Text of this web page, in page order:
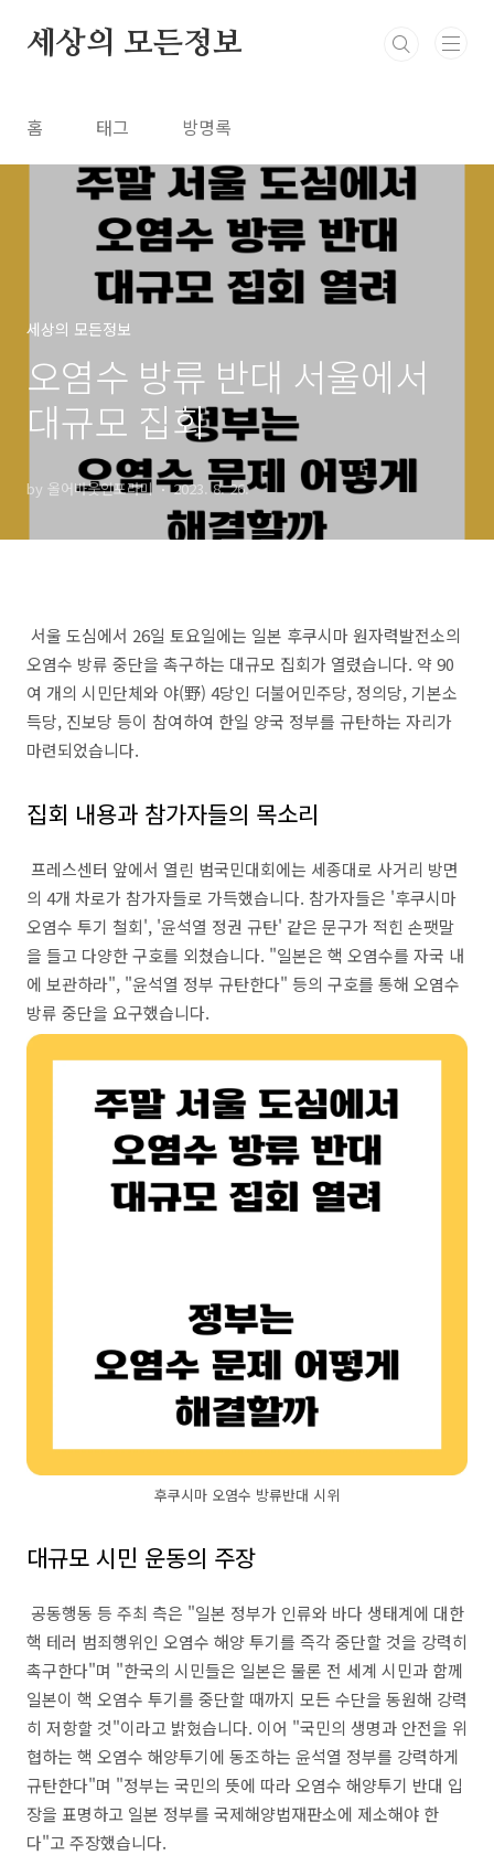
세상의 모든정보
홈 태그 방명록
세상의 모든정보
오염수 방류 반대 서울에서
대규모 집회
by 올어바웃인포라미 2023. 8. 26.
서울 도심에서 26일 토요일에는 일본 후쿠시마 원자력발전소의
오염수 방류 중단을 촉구하는 대규모 집회가 열렸습니다. 약 90
여 개의 시민단체와 야(野) 4당인 더불어민주당, 정의당, 기본소
득당, 진보당 등이 참여하여 한일 양국 정부를 규탄하는 자리가
마련되었습니다.
집회 내용과 참가자들의 목소리
프레스센터 앞에서 열린 범국민대회에는 세종대로 사거리 방면
의 4개 차로가 참가자들로 가득했습니다. 참가자들은 '후쿠시마
오염수 투기 철회', '윤석열 정권 규탄' 같은 문구가 적힌 손팻말
을 들고 다양한 구호를 외쳤습니다. "일본은 핵 오염수를 자국 내
에 보관하라", "윤석열 정부 규탄한다" 등의 구호를 통해 오염수
방류 중단을 요구했습니다.
후쿠시마 오염수 방류반대 시위
대규모 시민 운동의 주장
공동행동 등 주최 측은 "일본 정부가 인류와 바다 생태계에 대한
핵 테러 범죄행위인 오염수 해양 투기를 즉각 중단할 것을 강력히
촉구한다"며 "한국의 시민들은 일본은 물론 전 세계 시민과 함께
일본이 핵 오염수 투기를 중단할 때까지 모든 수단을 동원해 강력
히 저항할 것"이라고 밝혔습니다. 이어 "국민의 생명과 안전을 위
협하는 핵 오염수 해양투기에 동조하는 윤석열 정부를 강력하게
규탄한다"며 "정부는 국민의 뜻에 따라 오염수 해양투기 반대 입
장을 표명하고 일본 정부를 국제해양법재판소에 제소해야 한
다"고 주장했습니다.